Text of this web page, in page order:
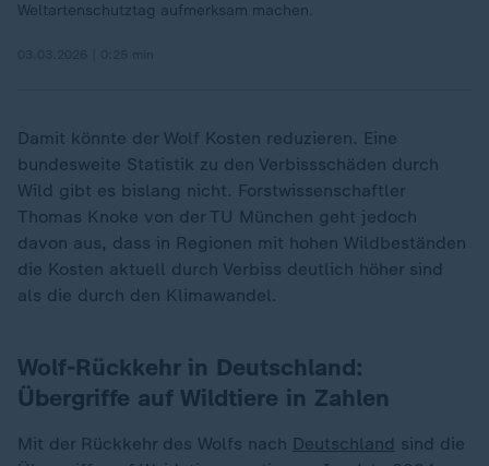
Weltartenschutztag aufmerksam machen.
Damit könnte der Wolf Kosten reduzieren. Eine
bundesweite Statistik zu den Verbissschäden durch
Wild gibt es bislang nicht. Forstwissenschaftler
Thomas Knoke von der TU München geht jedoch
davon aus, dass in Regionen mit hohen Wildbeständen
die Kosten aktuell durch Verbiss deutlich höher sind
als die durch den Klimawandel.
Wolf-Rückkehr in Deutschland:
Übergriffe auf Wildtiere in Zahlen
Mit der Rückkehr des Wolfs nach Deutschland sind die